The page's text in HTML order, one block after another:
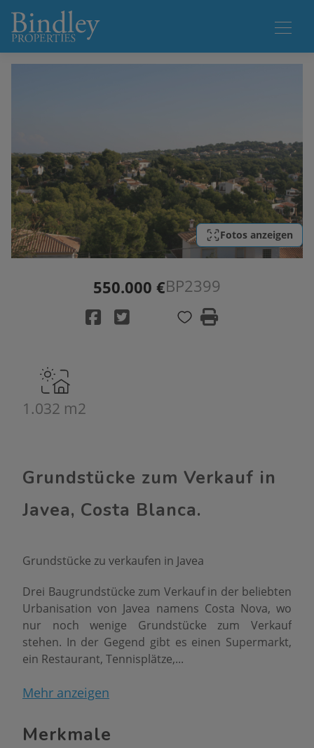
Fotos anzeigen
550.000 €BP2399
1.032 m2
Grundstücke zum Verkauf in
Javea, Costa Blanca.
Grundstücke zu verkaufen in Javea
Drei Baugrundstücke zum Verkauf in der beliebten
Urbanisation von Javea namens Costa Nova, wo
nur noch wenige Grundstücke zum Verkauf
stehen. In der Gegend gibt es einen Supermarkt,
ein Restaurant, Tennisplätze,...
Es gibt drei Grundstücke zu verkaufen, die halb
Mehr anzeigen
Merkmale
1 / 1